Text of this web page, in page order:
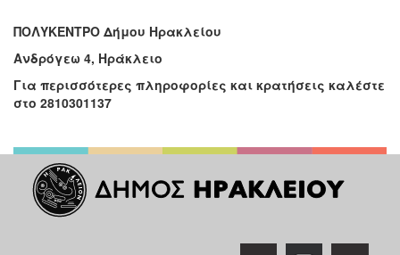
ΠΟΛΥΚΕΝΤΡΟ Δήμου Ηρακλείου
Ανδρόγεω 4, Ηράκλειο
Για περισσότερες πληροφορίες και κρατήσεις καλέστε
στο 2810301137